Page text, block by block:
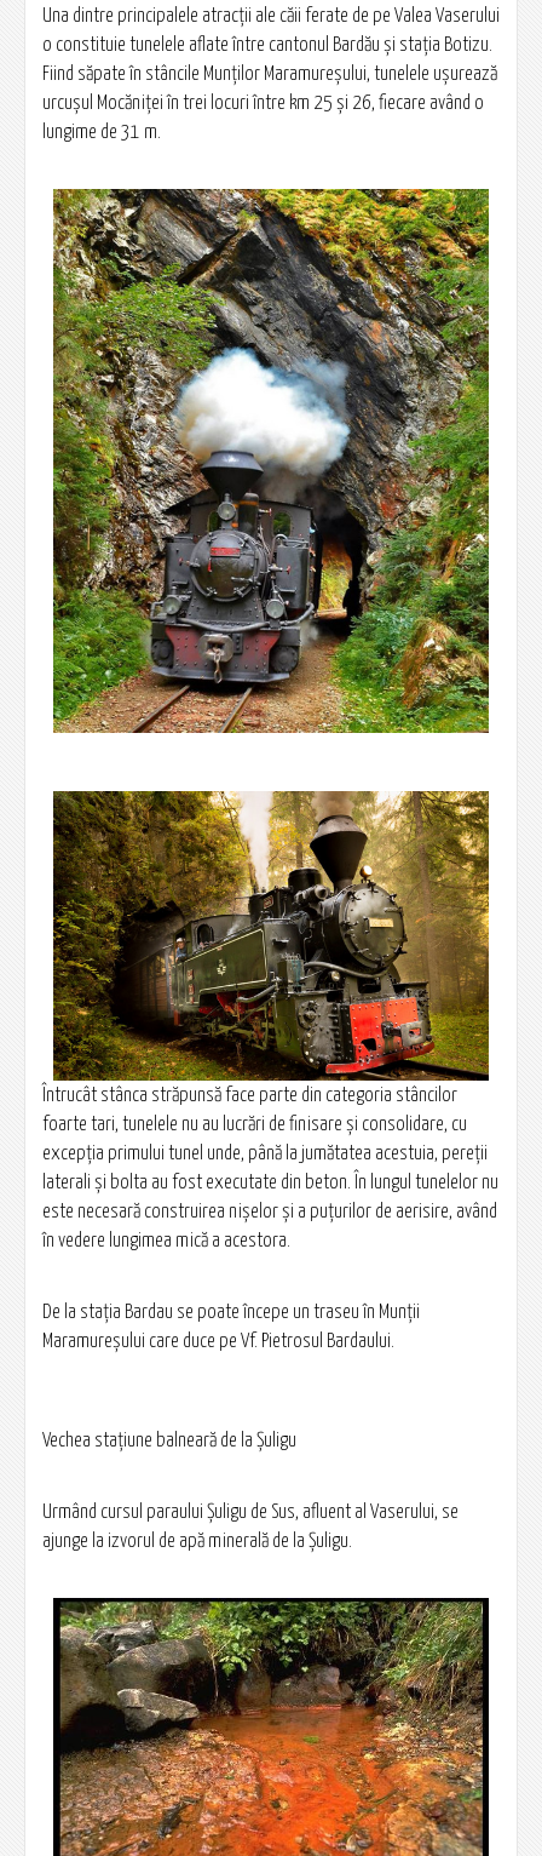
Una dintre principalele atracţii ale căii ferate de pe Valea Vaserului
o constituie tunelele aflate între cantonul Bardău şi staţia Botizu.
Fiind săpate în stâncile Munţilor Maramureşului, tunelele uşurează
urcuşul Mocăniţei în trei locuri între km 25 şi 26, fiecare având o
lungime de 31 m.
Întrucât stânca străpunsă face parte din categoria stâncilor
foarte tari, tunelele nu au lucrări de finisare şi consolidare, cu
excepţia primului tunel unde, până la jumătatea acestuia, pereţii
laterali şi bolta au fost executate din beton. În lungul tunelelor nu
este necesară construirea nişelor şi a puţurilor de aerisire, având
în vedere lungimea mică a acestora.
De la staţia Bardau se poate începe un traseu în Munţii
Maramureşului care duce pe Vf. Pietrosul Bardaului.
Vechea staţiune balneară de la Şuligu
Urmând cursul paraului Şuligu de Sus, afluent al Vaserului, se
ajunge la izvorul de apă minerală de la Şuligu.